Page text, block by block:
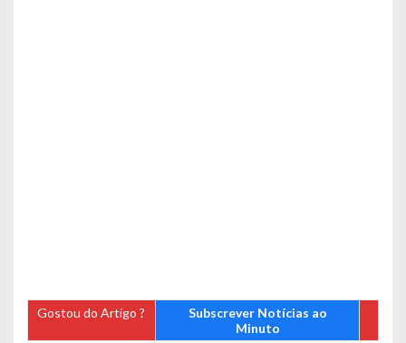
Gostou do Artigo ?
Subscrever Notícias ao
Minuto